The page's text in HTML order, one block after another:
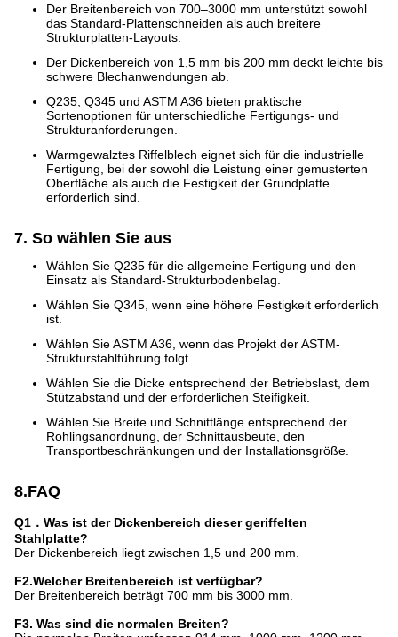
Der Breitenbereich von 700–3000 mm unterstützt sowohl
das Standard-Plattenschneiden als auch breitere
Strukturplatten-Layouts.
Der Dickenbereich von 1,5 mm bis 200 mm deckt leichte bis
schwere Blechanwendungen ab.
Q235, Q345 und ASTM A36 bieten praktische
Sortenoptionen für unterschiedliche Fertigungs- und
Strukturanforderungen.
Warmgewalztes Riffelblech eignet sich für die industrielle
Fertigung, bei der sowohl die Leistung einer gemusterten
Oberfläche als auch die Festigkeit der Grundplatte
erforderlich sind.
7. So wählen Sie aus
Wählen Sie Q235 für die allgemeine Fertigung und den
Einsatz als Standard-Strukturbodenbelag.
Wählen Sie Q345, wenn eine höhere Festigkeit erforderlich
ist.
Wählen Sie ASTM A36, wenn das Projekt der ASTM-
Strukturstahlführung folgt.
Wählen Sie die Dicke entsprechend der Betriebslast, dem
Stützabstand und der erforderlichen Steifigkeit.
Wählen Sie Breite und Schnittlänge entsprechend der
Rohlingsanordnung, der Schnittausbeute, den
Transportbeschränkungen und der Installationsgröße.
8.FAQ
Q1．Was ist der Dickenbereich dieser geriffelten
Stahlplatte?
Der Dickenbereich liegt zwischen 1,5 und 200 mm.
F2.Welcher Breitenbereich ist verfügbar?
Der Breitenbereich beträgt 700 mm bis 3000 mm.
F3. Was sind die normalen Breiten?